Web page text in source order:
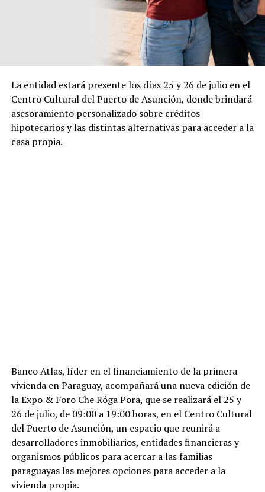
La entidad estará presente los días 25 y 26 de julio en el
Centro Cultural del Puerto de Asunción, donde brindará
asesoramiento personalizado sobre créditos
hipotecarios y las distintas alternativas para acceder a la
casa propia.
Banco Atlas, líder en el financiamiento de la primera
vivienda en Paraguay, acompañará una nueva edición de
la Expo & Foro Che Róga Porã, que se realizará el 25 y
26 de julio, de 09:00 a 19:00 horas, en el Centro Cultural
del Puerto de Asunción, un espacio que reunirá a
desarrolladores inmobiliarios, entidades financieras y
organismos públicos para acercar a las familias
paraguayas las mejores opciones para acceder a la
vivienda propia.